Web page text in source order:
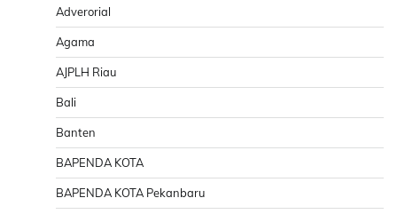
Adverorial
Agama
AJPLH Riau
Bali
Banten
BAPENDA KOTA
BAPENDA KOTA Pekanbaru